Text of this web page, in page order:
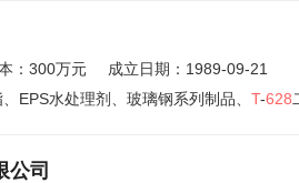
：300万元
成立日期：1989-09-21
EPS水处理剂、玻璃钢系列制品、 T-628
公司